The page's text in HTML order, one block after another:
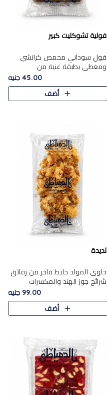
فولية تشوكليت كبير
فول سوداني محمص كرانشي
ومغطى بطبقة غنية من
الشوكولاتة، يجمع بين طعم
القرمشة الأصيلة الكلاسكيكية
التقليدية للفول السوداني وحلاوة
45.00 جنيه
أضف
لديدة
حلوى المولد خليط فاخر من رقائق
شرائح جوز الهند والمكسرات
المحمصة، متماسك بشراب حلاوة
الكراميل الخفيفة ليمنحك قرمشة
غنية ومذاقًا شرقيًا أصيلً..
99.00 جنيه
أضف